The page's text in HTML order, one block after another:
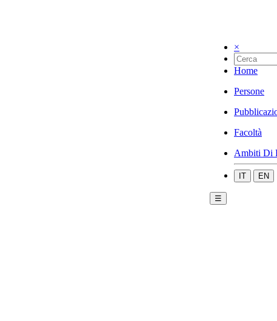
×
Home
Persone
Facoltà
Ambiti Di
IT EN
☰